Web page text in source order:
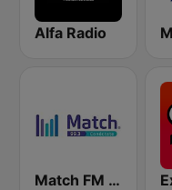
Alfa Radio
Match FM 99.3